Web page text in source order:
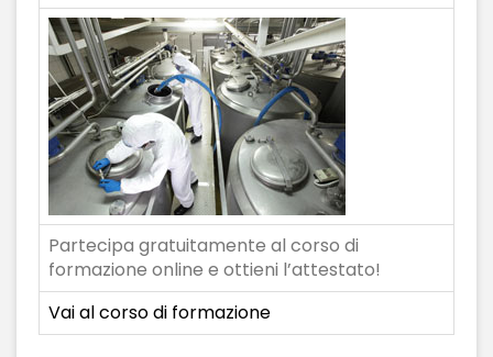
Partecipa gratuitamente al corso di
formazione online e ottieni l’attestato!
Vai al corso di formazione